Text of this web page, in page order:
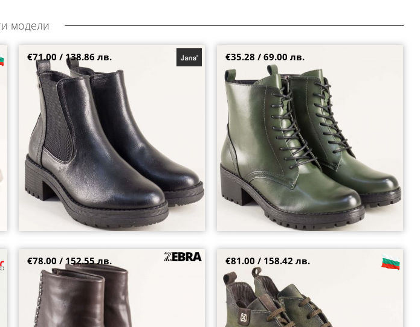
модели
Черни дамски боти JANA на среден ток с цип и
ластик 8-26460-022
39
€71.00 / 138.86 лв.
Зелени кубинки от еко материал на среден ток
с опушен ефект ycc50z
37 38
€35.28 / 69.00 лв.
Екстравагантни дамски боти в кафяв цвят с
метална декорация 012214k
38
€78.00 / 152.55 лв.
Kларкове от набук в зелен цвят с опушен
ефект и със светлокафяви детайли 010824nz
36 37
€81.00 / 158.42 лв.